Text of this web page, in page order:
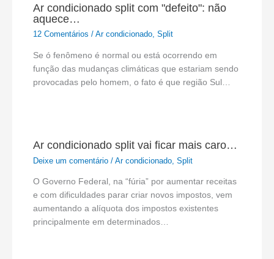
Ar condicionado split com "defeito": não
aquece…
12 Comentários /Ar condicionado,Split
Se ó fenômeno é normal ou está ocorrendo em
função das mudanças climáticas que estariam sendo
provocadas pelo homem, o fato é que região Sul…
Ar condicionado split vai ficar mais caro…
Deixe um comentário /Ar condicionado ,Split
O Governo Federal, na “fúria” por aumentar receitas
e com dificuldades parar criar novos impostos, vem
aumentando a alíquota dos impostos existentes
principalmente em determinados…